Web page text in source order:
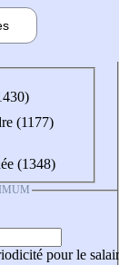
(1177)
(1348)
pour le